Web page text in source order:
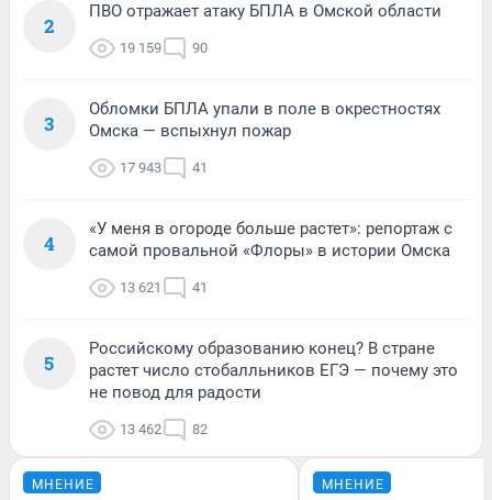
2
ПВО отражает атаку БПЛА в Омской области
19 159 90
3
Обломки БПЛА упали в поле в окрестностях
Омска — вспыхнул пожар
17 943 41
4
«У меня в огороде больше растет»: репортаж с
самой провальной «Флоры» в истории Омска
13 621 41
5
Российскому образованию конец? В стране
растет число стобалльников ЕГЭ — почему это
не повод для радости
13 462 82
МНЕНИЕ МНЕНИЕ